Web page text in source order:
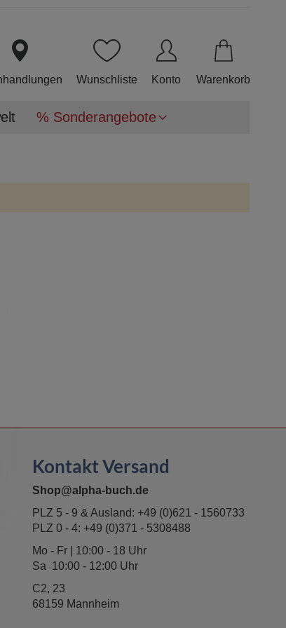
Wunschliste Konto Warenkorb
% Sonderangebote
Kontakt Versand
Shop@alpha-buch.de
PLZ 5 - 9 & Ausland: +49 (0)621 - 1560733
PLZ 0 - 4: +49 (0)371 - 5308488
Mo - Fr | 10:00 - 18 Uhr
Sa 10:00 - 12:00 Uhr
C2, 23
68159 Mannheim